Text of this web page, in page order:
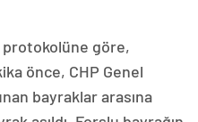
protokolüne göre,
önce, CHP Genel
bayraklar arasına